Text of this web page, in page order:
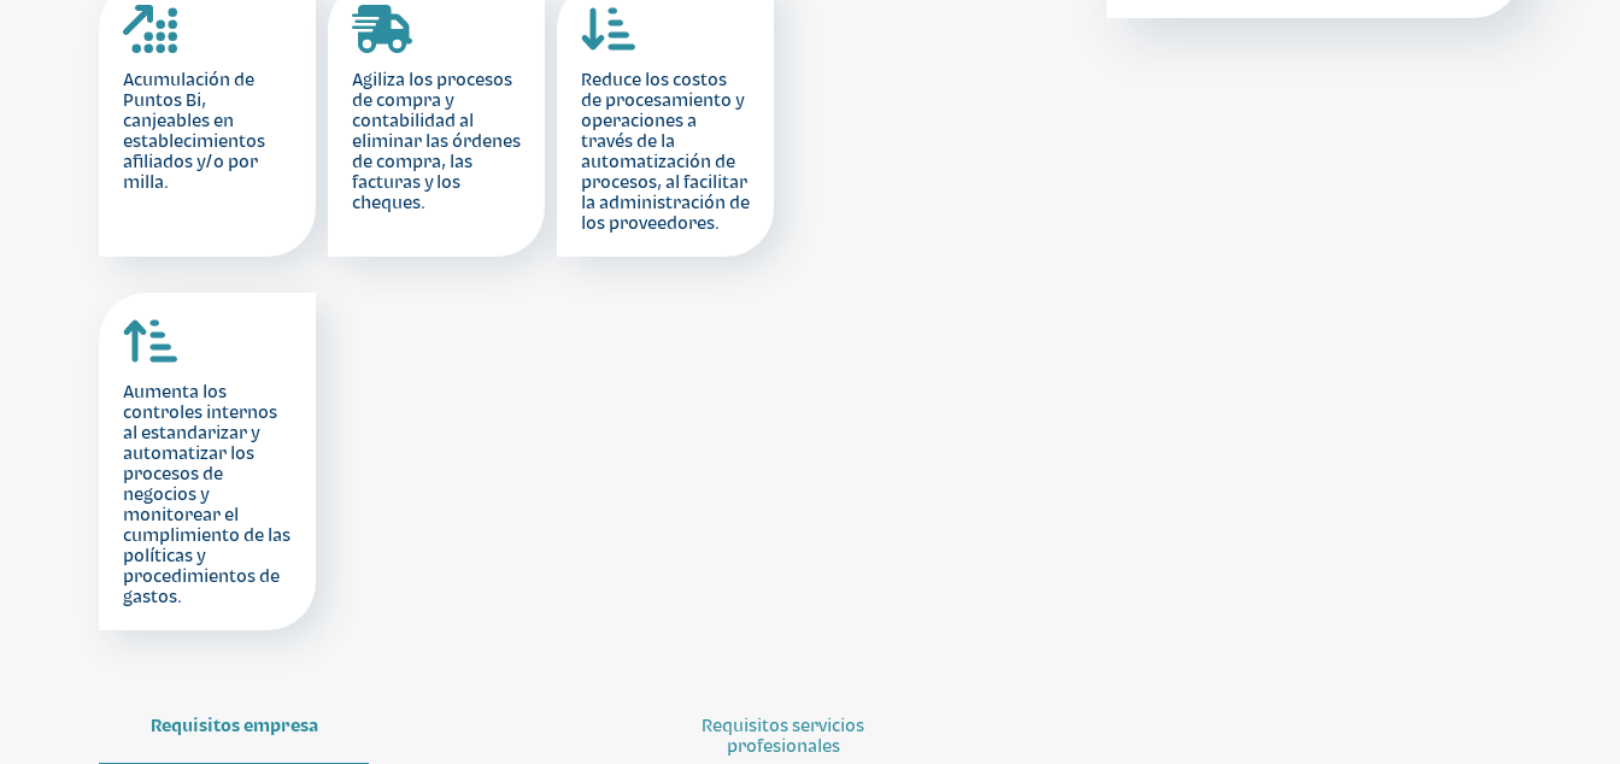
Acumulación de
Puntos Bi,
canjeables en
establecimientos
afiliados y/o por
milla.
Agiliza los procesos
de compra y
contabilidad al
eliminar las órdenes
de compra, las
facturas y los
cheques.
Reduce los costos
de procesamiento y
operaciones a
través de la
automatización de
procesos, al facilitar
la administración de
los proveedores.
Aumenta los
controles internos
al estandarizar y
automatizar los
procesos de
negocios y
monitorear el
cumplimiento de las
políticas y
procedimientos de
gastos.
Requisitos empresa
Requisitos servicios
profesionales